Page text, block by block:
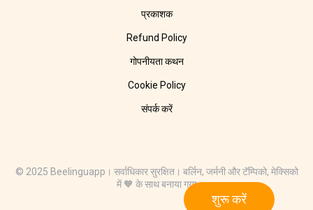
शुरू करें
प्रकाशक
Refund Policy
गोपनीयता कथन
Cookie Policy
संपर्क करें
© 2025 Beelinguapp। सर्वाधिकार सुरक्षित। बर्लिन, जर्मनी और टॅम्पिको, मेक्सिको
में 🧡 के साथ बनाया गया